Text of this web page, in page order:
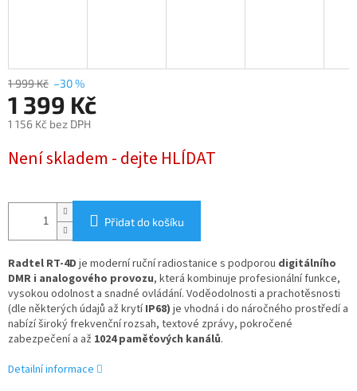
1 999 Kč –30 %
1 399 Kč
1 156 Kč bez DPH
cena:
Není skladem - dejte HLÍDAT
Přidat do košíku
Radtel RT-4D je moderní ruční radiostanice s podporou digitálního
DMR i analogového provozu, která kombinuje profesionální funkce,
vysokou odolnost a snadné ovládání. Voděodolnosti a prachotěsnosti
(dle některých údajů až krytíIP68) je vhodná i do náročného prostředí a
nabízí široký frekvenční rozsah, textové zprávy, pokročené
zabezpečení a až 1024 paměťových kanálů.
Detailní informace